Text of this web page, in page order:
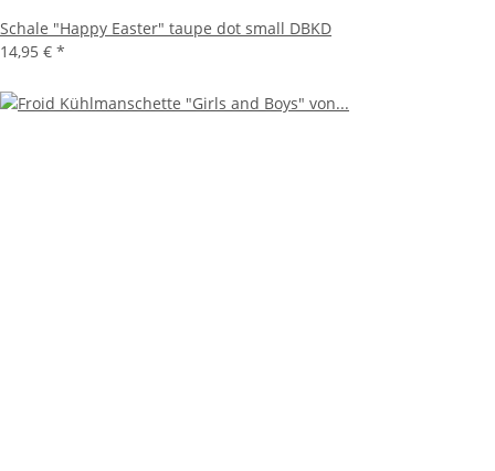
Schale "Happy Easter" taupe dot small DBKD
14,95 € *